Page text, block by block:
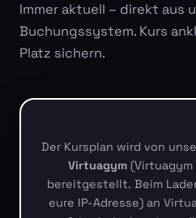
Immer aktuell – direkt aus
Buchungssystem. Kurs
Platz sichern.
Der Kursplan wird von
Virtuagym(Virtuagym
bereitgestellt. Beim
eure IP-Adresse) an